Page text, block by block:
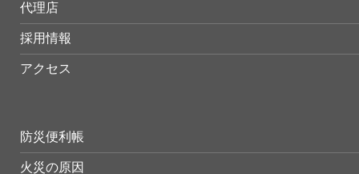
代理店
採用情報
アクセス
防災便利帳
火災の原因